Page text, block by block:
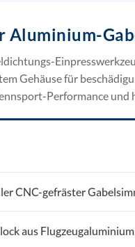
Aluminium-
Gehäuse für
Performance und
CNC-gefräster
aus